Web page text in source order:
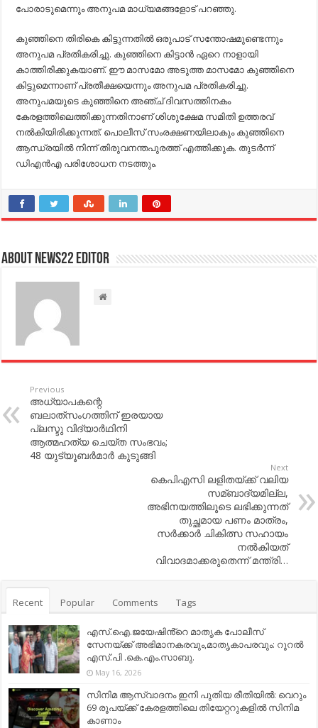
പോരാടുമെന്നും അനുപമ മാധ്യമങ്ങളോട് പറഞ്ഞു.
കുഞ്ഞിനെ തിരികെ കിട്ടുന്നതില്‍ ഒരുപാട് സന്തോഷമുണ്ടെന്നും
അനുപമ പ്രതികരിച്ചു. കുഞ്ഞിനെ കിട്ടാന്‍ ഏറെ നാളായി
കാത്തിരിക്കുകയാണ്. ഈ മാസമോ അടുത്ത മാസമോ കുഞ്ഞിനെ
കിട്ടുമെന്നാണ് പ്രതീക്ഷയെന്നും അനുപമ പ്രതികരിച്ചു.
അനുപമയുടെ കുഞ്ഞിനെ അഞ്ച് ദിവസത്തിനകം
കേരളത്തിലെത്തിക്കുന്നതിനാണ് ശിശുക്ഷേമ സമിതി ഉത്തരവ്
നല്‍കിയിരിക്കുന്നത്. പൊലീസ് സംരക്ഷണയിലാകും കുഞ്ഞിനെ
ആന്ധ്രയില്‍ നിന്ന് തിരുവനന്തപുരത്ത് എത്തിക്കുക. തുടര്‍ന്ന്
ഡിഎന്‍എ പരിശോധന നടത്തും.
About NEWS22 EDITOR
Previous
അധ്യാപകന്റെ
ബലാത്‌സംഗത്തിന് ഇരയായ
പ്ലസ്ടു വിദ്യാര്‍ഥിനി
ആത്മഹത്യ ചെയ്ത സംഭവം;
48 യുട്യൂബര്‍മാര്‍ കുടുങ്ങി
Next
കെപിഎസി ലളിതയ്ക്ക് വലിയ
സമ്ബാദ്യമില്ല,
അഭിനയത്തിലൂടെ ലഭിക്കുന്നത്
തുച്ഛമായ പണം മാത്രം,
സര്‍ക്കാര്‍ ചികിത്സ സഹായം
നല്‍കിയത്
വിവാദമാക്കരുതെന്ന് മന്ത്രി…
Recent Popular Comments Tags
എസ്.ഐ.ജയേഷിൻ്റെ മാതൃക പോലീസ്
സേനയ്ക്ക് അഭിമാനകരവും,മാതൃകാപരവും: റൂറൽ
എസ്.പി .കെ.എം.സാബു.
May 16, 2026
സിനിമ ആസ്വാദനം ഇനി പുതിയ രീതിയിൽ: വെറും
69 രൂപയ്ക്ക് കേരളത്തിലെ തിയേറ്ററുകളിൽ സിനിമ
കാണാം